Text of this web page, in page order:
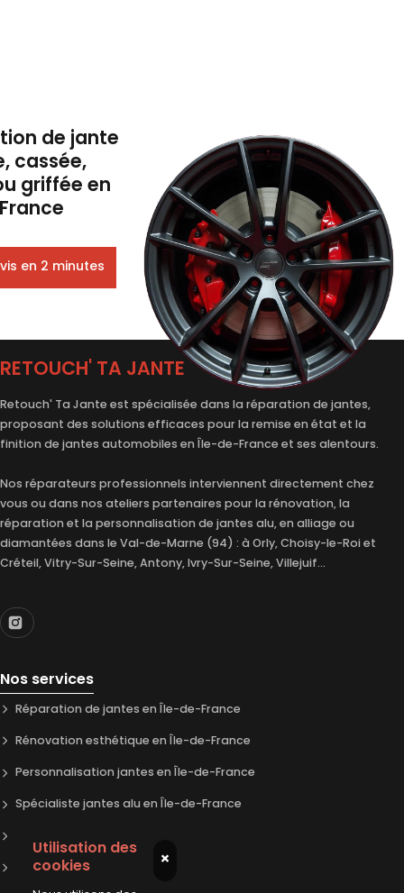
de jante
cassée,
griffée en
en 2 minutes
Utilisation des
cookies ×
RETOUCH' TA JANTE
Retouch' Ta Jante est spécialisée dans la réparation de jantes,
proposant des solutions efficaces pour la remise en état et la
finition de jantes automobiles en Île-de-France et ses alentours.
Nos réparateurs professionnels interviennent directement chez
vous ou dans nos ateliers partenaires pour la rénovation, la
réparation et la personnalisation de jantes alu, en alliage ou
diamantées dans le Val-de-Marne (94) : à Orly, Choisy-le-Roi et
Créteil, Vitry-Sur-Seine, Antony, Ivry-Sur-Seine, Villejuif...
Nos services
Réparation de jantes en Île-de-France
Rénovation esthétique en Île-de-France
Personnalisation jantes en Île-de-France
Spécialiste jantes alu en Île-de-France
Atelier rénovation jantes en Île-de-France
Réparation jantes à domicile en Île-de-France